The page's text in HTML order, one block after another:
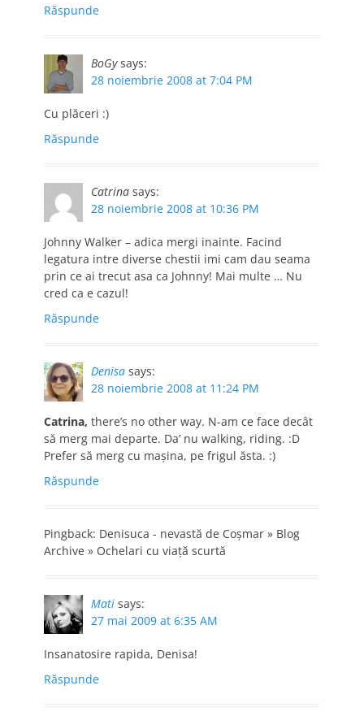
Răspunde
BoGy says:
28 noiembrie 2008 at 7:04 PM
Cu plăceri :)
Răspunde
Catrina says:
28 noiembrie 2008 at 10:36 PM
Johnny Walker – adica mergi inainte. Facind
legatura intre diverse chestii imi cam dau seama
prin ce ai trecut asa ca Johnny! Mai multe … Nu
cred ca e cazul!
Răspunde
Denisa says:
28 noiembrie 2008 at 11:24 PM
Catrina, there’s no other way. N-am ce face decât
să merg mai departe. Da’ nu walking, riding. :D
Prefer să merg cu maşina, pe frigul ăsta. :)
Răspunde
Pingback: Denisuca - nevastă de Coşmar » Blog
Archive » Ochelari cu viaţă scurtă
Mati says:
27 mai 2009 at 6:35 AM
Insanatosire rapida, Denisa!
Răspunde